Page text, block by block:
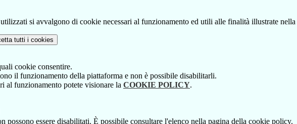
si avvalgono di cookie necessari al funzionamento ed utili alle finalità illustrate nella
tutti i cookies
cookie consentire.
il funzionamento della piattaforma e non è possibile disabilitarli.
al funzionamento potete visionare la COOKIE POLICY.
possono essere disabilitati. È possibile consultare l'elenco nella pagina della cookie policy.